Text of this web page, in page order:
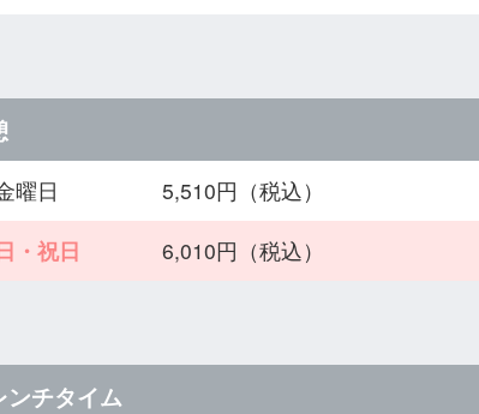
曜日
5,510円（税込）
・祝日
6,010円（税込）
ンチタイム